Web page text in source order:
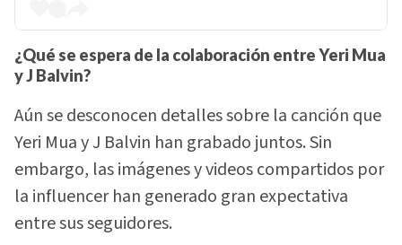
¿Qué se espera de la colaboración entre Yeri Mua
y J Balvin?
Aún se desconocen detalles sobre la canción que
Yeri Mua y J Balvin han grabado juntos. Sin
embargo, las imágenes y videos compartidos por
la influencer han generado gran expectativa
entre sus seguidores.